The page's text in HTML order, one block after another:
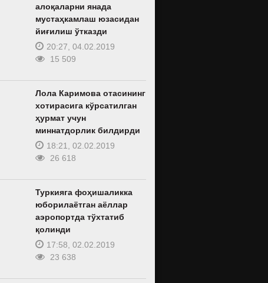
алоқаларни янада
мустаҳкамлаш юзасидан
йиғилиш ўтказди
20:27, 04.02.2019
15 509
Лола Каримова отасининг
хотирасига кўрсатилган
ҳурмат учун
миннатдорлик билдирди
18:21, 02.02.2019
26 618
Туркияга фоҳишаликка
юборилаётган аёллар
аэропортда тўхтатиб
қолинди
17:58, 02.02.2019
23 638